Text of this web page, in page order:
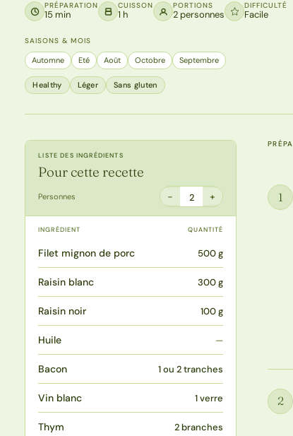
PRÉPARATION
15 min
CUISSON
1 h
PORTIONS
2 personnes
DIFFICULTÉ
Facile
SAISONS & MOIS
Automne Eté Août Octobre Septembre
Healthy Léger Sans gluten
LISTE DES INGRÉDIENTS
Pour cette recette
Personnes − 2 +
INGRÉDIENT QUANTITÉ
Filet mignon de porc 500 g
Raisin blanc 300 g
Raisin noir 100 g
Huile —
Bacon 1 ou 2 tranches
Vin blanc 1 verre
Thym 2 branches
1
2